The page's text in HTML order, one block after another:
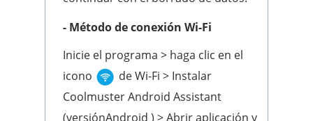
- Método de conexión Wi-Fi
Inicie el programa > haga clic en el
icono
de Wi-Fi > Instalar
Coolmuster Android Assistant
(versiónAndroid ) > Abrir aplicación y